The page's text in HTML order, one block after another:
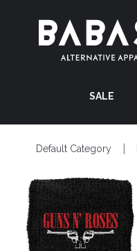
SALE
Default Category